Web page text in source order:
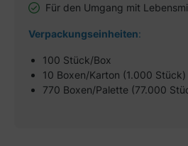
Für den Umgang mit
Verpackungseinheiten:
100 Stück/Box
10 Boxen/Karton (1.000 Stück)
770 Boxen/Palette (77.000